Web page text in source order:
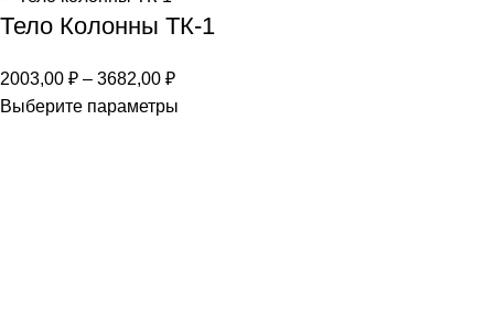
Тело Колонны ТК-1
2003,00 ₽ – 3682,00 ₽
Выберите параметры